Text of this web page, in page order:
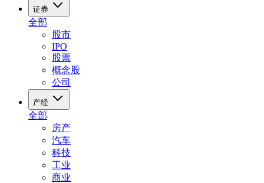
证券
全部
股市
IPO
股票
概念股
公司
产经
全部
房产
汽车
科技
工业
商业